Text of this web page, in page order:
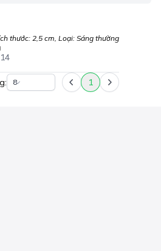
thước: 2,5 cm, Loại: Sáng thường
1